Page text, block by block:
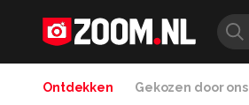
Ontdekken Gekozen door ons